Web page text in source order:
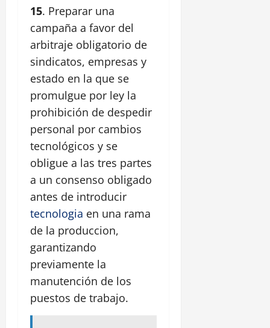
15. Preparar una
campaña a favor del
arbitraje obligatorio de
sindicatos, empresas y
estado en la que se
promulgue por ley la
prohibición de despedir
personal por cambios
tecnológicos y se
obligue a las tres partes
a un consenso obligado
antes de introducir
tecnologia en una rama
de la produccion,
garantizando
previamente la
manutención de los
puestos de trabajo.